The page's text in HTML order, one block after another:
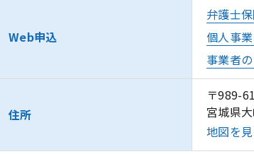
Web申込
弁護士
個人事
事業者
住所
〒989-
宮城県
地図を